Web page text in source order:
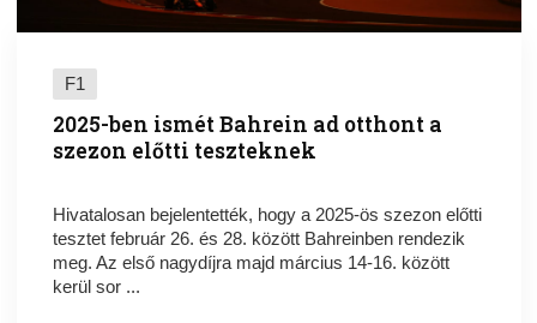
F1
2025-ben ismét Bahrein ad otthont a
szezon előtti teszteknek
Hivatalosan bejelentették, hogy a 2025-ös szezon előtti
tesztet február 26. és 28. között Bahreinben rendezik
meg. Az első nagydíjra majd március 14-16. között
kerül sor ...